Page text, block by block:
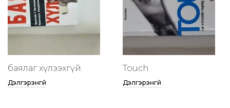
баялаг хүлээхгүй
Дэлгэрэнгүй
Touch
Дэлгэрэнгүй